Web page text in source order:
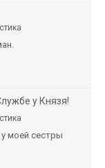
у Князя!
моей сестры